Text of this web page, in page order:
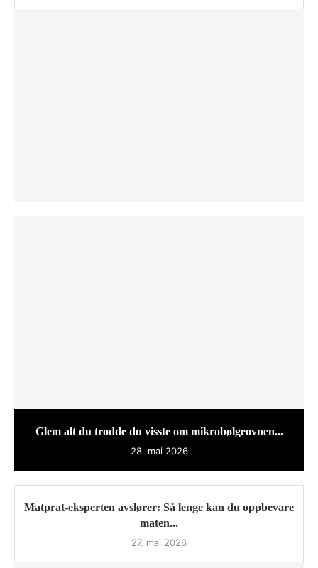
Glem alt du trodde du visste om mikrobølgeovnen...
28. mai 2026
Matprat-eksperten avslører: Så lenge kan du oppbevare
maten...
27. mai 2026